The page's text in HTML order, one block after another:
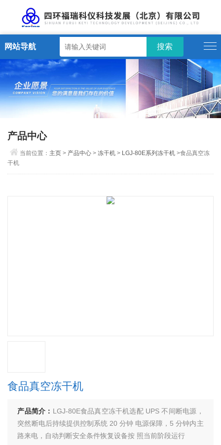
网站导航
产品中心
当前位置： 主页 > 产品中心 >冻干机 > LGJ-80E系列冻干机 >食品真空冻
干机
食品真空冻干机
产品简介： LGJ-80E食品真空冻干机选配 UPS 不间断电源，
突然断电后持续提供控制系统 20 分钟 电源保障，5 分钟内主
路来电，自动判断安全条件恢复设备按 照当前阶段运行